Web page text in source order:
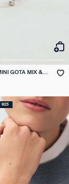
GOTA MIX &
925